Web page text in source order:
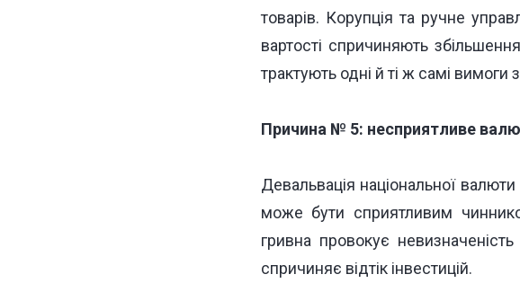
товарів. Корупція та ручне
вартості спричиняють
трактують одні й ті ж самі
Причина № 5: несприятливе
Девальвація національної
може бути сприятливим
гривна провокує
спричиняє відтік інвестицій.